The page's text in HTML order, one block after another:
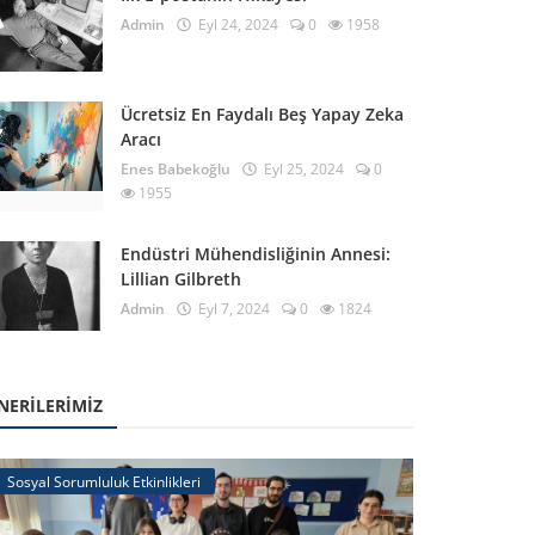
Admin Eyl 24, 2024 0 1958
Ücretsiz En Faydalı Beş Yapay Zeka
Aracı
Enes Babekoğlu Eyl 25, 2024
0
1955
Endüstri Mühendisliğinin Annesi:
Lillian Gilbreth
Admin Eyl 7, 2024 0 1824
Sosyal Sorumluluk Etkinlikleri